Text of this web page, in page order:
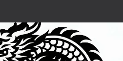
kinesisk og japansk drage til